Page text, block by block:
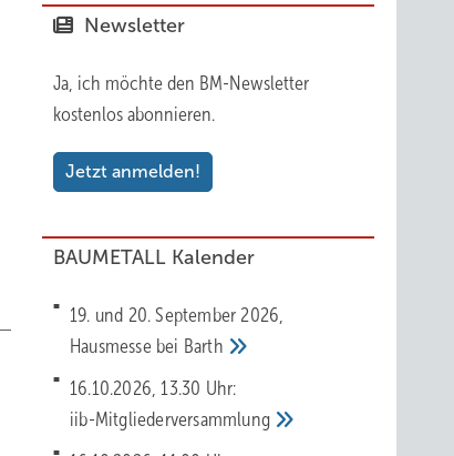
Newsletter
Ja, ich möchte den BM-Newsletter
kostenlos abonnieren.
Jetzt anmelden!
BAUMETALL Kalender
19. und 20. September 2026,
Hausmesse bei Barth
16.10.2026, 13.30 Uhr:
iib-Mitgliederversammlung